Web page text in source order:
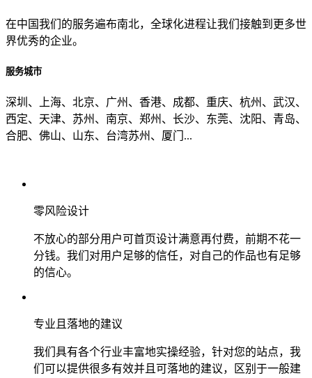
在中国我们的服务遍布南北，全球化进程让我们接触到更多世
界优秀的企业。
服务城市
深圳、上海、北京、广州、香港、成都、重庆、杭州、武汉、
西定、天津、苏州、南京、郑州、长沙、东莞、沈阳、青岛、
合肥、佛山、山东、台湾苏州、厦门...
零风险设计
不放心的部分用户可首页设计满意再付费，前期不花一
分钱。我们对用户足够的信任，对自己的作品也有足够
的信心。
专业且落地的建议
我们具有各个行业丰富地实操经验，针对您的站点，我
们可以提供很多有效并且可落地的建议，区别于一般建